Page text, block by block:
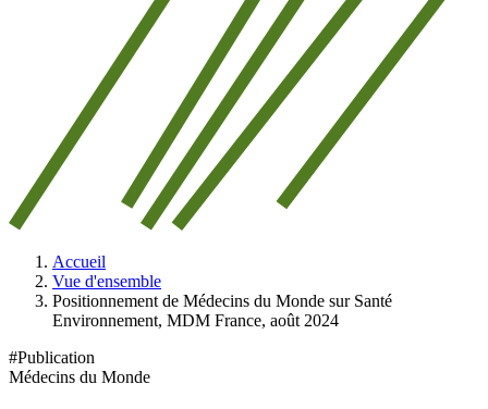
Accueil
Vue d'ensemble
Positionnement de Médecins du Monde sur Santé
Environnement, MDM France, août 2024
#Publication
Médecins du Monde